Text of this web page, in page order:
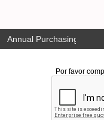
Annual Purchasing Plan
Por favor